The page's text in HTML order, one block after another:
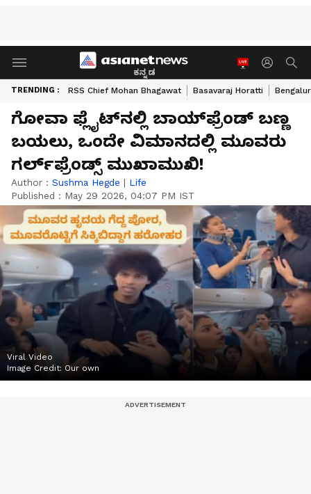
ಕನ್ನಡ
TRENDING : RSS Chief Mohan Bhagawat Basavaraj Horatti
ಗೋವಾ ಫ್ಲೈಟ್‌ನಲ್ಲಿ ಬಾಯ್‌ಫ್ರೆಂಡ್ ಬಣ್ಣ
ಬಯಲು, ಒಂದೇ ವಿಮಾನದಲ್ಲಿ ಮೂವರು
ಗರ್ಲ್‌ಫ್ರೆಂಡ್ಸ್ ಮುಖಾಮುಖಿ!
Author : Sushma Hegde | Life
Published : May 29 2026, 04:07 PM IST
Viral Video
Image Credit: Our own